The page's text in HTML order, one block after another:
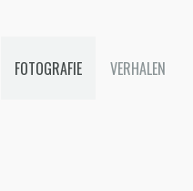
FOTOGRAFIE VERHALEN